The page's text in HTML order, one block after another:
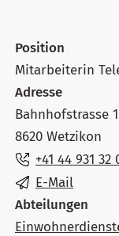
Position
Mitarbeiterin
Adresse
Bahnhofstrasse
8620 Wetzikon
+41 44 931 32
E-Mail
Abteilungen